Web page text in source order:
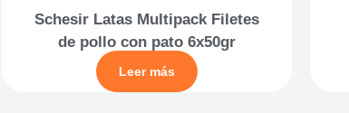
Schesir Latas Multipack Filetes
de pollo con pato 6x50gr
Leer más